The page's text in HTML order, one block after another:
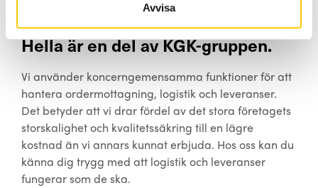
Avvisa
Hella är en del av KGK-gruppen.
Vi använder koncerngemensamma funktioner för att
hantera ordermottagning, logistik och leveranser.
Det betyder att vi drar fördel av det stora företagets
storskalighet och kvalitetssäkring till en lägre
kostnad än vi annars kunnat erbjuda. Hos oss kan du
känna dig trygg med att logistik och leveranser
fungerar som de ska.